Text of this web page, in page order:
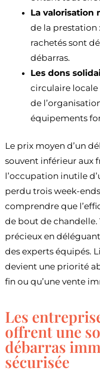
La valorisation
de la prestation
rachetés sont
débarras.
Les dons
circulaire
de
équipements
Le prix moyen d’un
souvent inférieur aux
l’occupation inutile
perdu trois week-
comprendre que
de bout de
précieux en
des experts équipés.
devient une priorité
fin ou qu’une vente
Les
offrent une
débarras
sécurisée